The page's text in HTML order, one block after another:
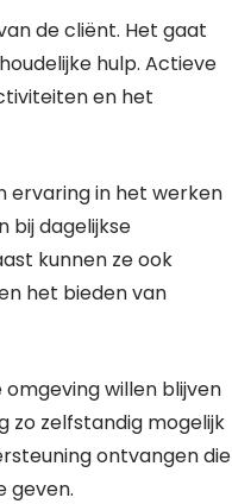
de cliënt. Het gaat
hulp. Actieve
en het
ervaring in het werken
bij dagelijkse
kunnen ze ook
het bieden van
willen blijven
zo zelfstandig mogelijk
ontvangen die
geven.